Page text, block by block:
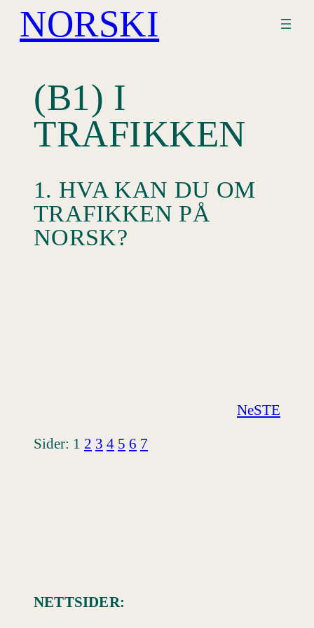
Hopp
NORSKI
(B1) I
TRAFIKKEN
1. HVA KAN DU OM
TRAFIKKEN PÅ
NORSK?
NeSTE
Sider: 1 2 3 4 5 6 7
NETTSIDER: